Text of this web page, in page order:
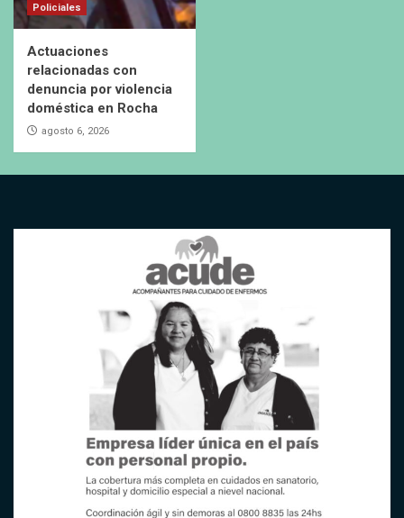
Policiales
Actuaciones
relacionadas con
denuncia por violencia
doméstica en Rocha
agosto 6, 2026